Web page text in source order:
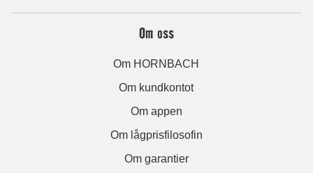
Om oss
Om HORNBACH
Om kundkontot
Om appen
Om lågprisfilosofin
Om garantier